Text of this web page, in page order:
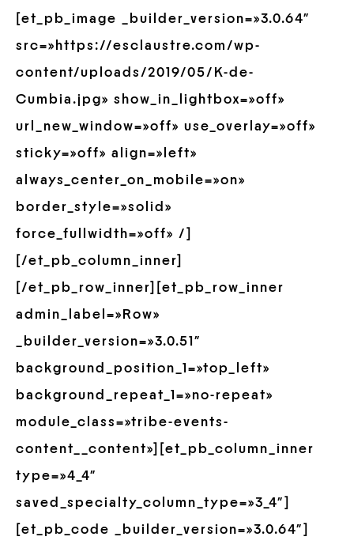
[et_pb_image _builder_version=»3.0.64″
src=»https://esclaustre.com/wp-
content/uploads/2019/05/K-de-
Cumbia.jpg» show_in_lightbox=»off»
url_new_window=»off» use_overlay=»off»
sticky=»off» align=»left»
always_center_on_mobile=»on»
border_style=»solid»
force_fullwidth=»off» /]
[/et_pb_column_inner]
[/et_pb_row_inner][et_pb_row_inner
admin_label=»Row»
_builder_version=»3.0.51″
background_position_1=»top_left»
background_repeat_1=»no-repeat»
module_class=»tribe-events-
content__content»][et_pb_column_inner
type=»4_4″
saved_specialty_column_type=»3_4″]
[et_pb_code _builder_version=»3.0.64″]